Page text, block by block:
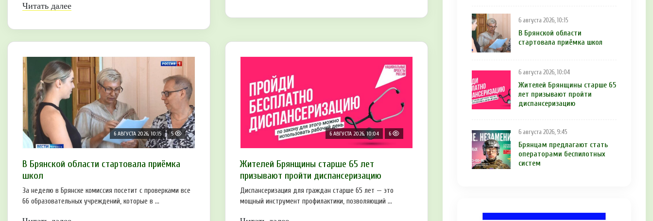
Читать далее
6 АВГУСТА 2026, 10:15 5
В Брянской области стартовала приёмка
школ
За неделю в Брянске комиссия посетит с проверками все
66 образовательных учреждений, которые в ...
6 АВГУСТА 2026, 10:04 6
Жителей Брянщины старше 65 лет
призывают пройти диспансеризацию
Диспансеризация для граждан старше 65 лет — это
мощный инструмент профилактики, позволяющий ...
6 августа 2026, 10:15
В Брянской области
стартовала приёмка школ
6 августа 2026, 10:04
Жителей Брянщины старше 65
лет призывают пройти
диспансеризацию
6 августа 2026, 9:45
Брянцам предлагают cтать
оперaтoрами бeспилотных
систeм